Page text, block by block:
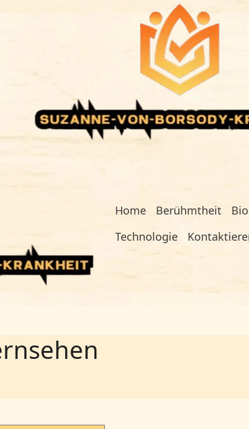
Home Berühmtheit
Technologie